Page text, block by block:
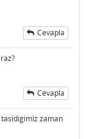
Cevapla
Cevapla
zaman